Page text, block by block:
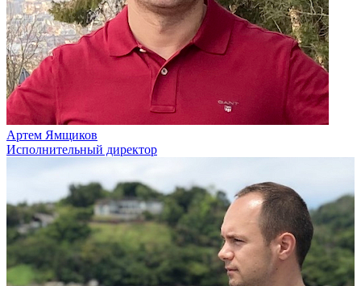
Артем Ямщиков
Исполнительный директор